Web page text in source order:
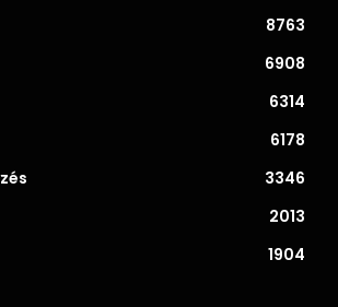
8763
6908
6314
6178
3346
2013
1904